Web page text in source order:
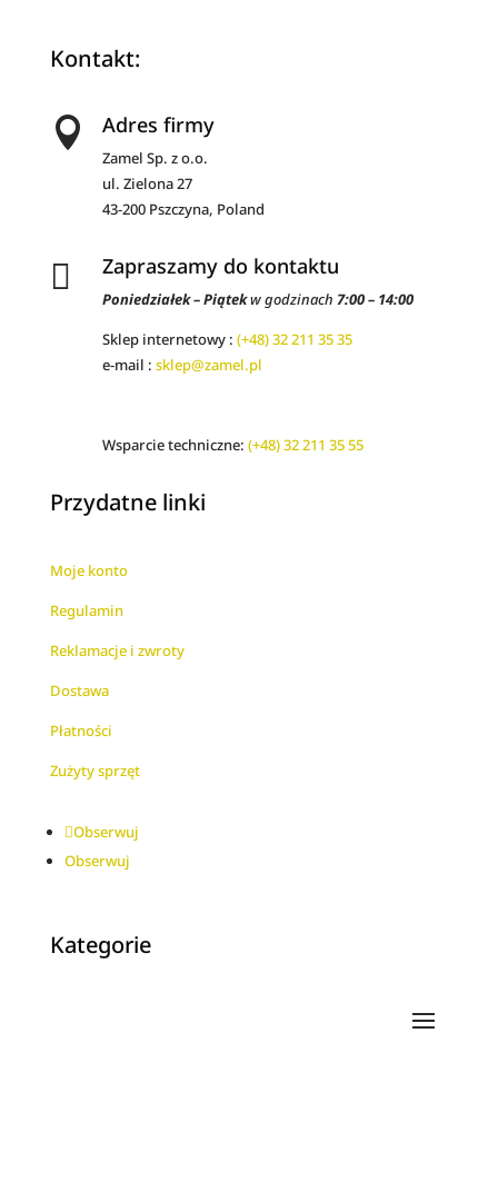
Kontakt:
 Adres firmy
Zamel Sp. z o.o.
ul. Zielona 27
43-200 Pszczyna, Poland
 Zapraszamy do kontaktu
Poniedziałek – Piątekw godzinach 7:00 – 14:00
Sklep internetowy : (+48) 32 211 35 35
e-mail : sklep@zamel.pl
Wsparcie techniczne: (+48) 32 211 35 55
Przydatne linki
Moje konto
Regulamin
Reklamacje i zwroty
Dostawa
Płatności
Zużyty sprzęt
Obserwuj
Obserwuj
Kategorie